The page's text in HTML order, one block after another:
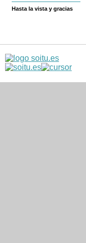
Hasta la vista y gracias